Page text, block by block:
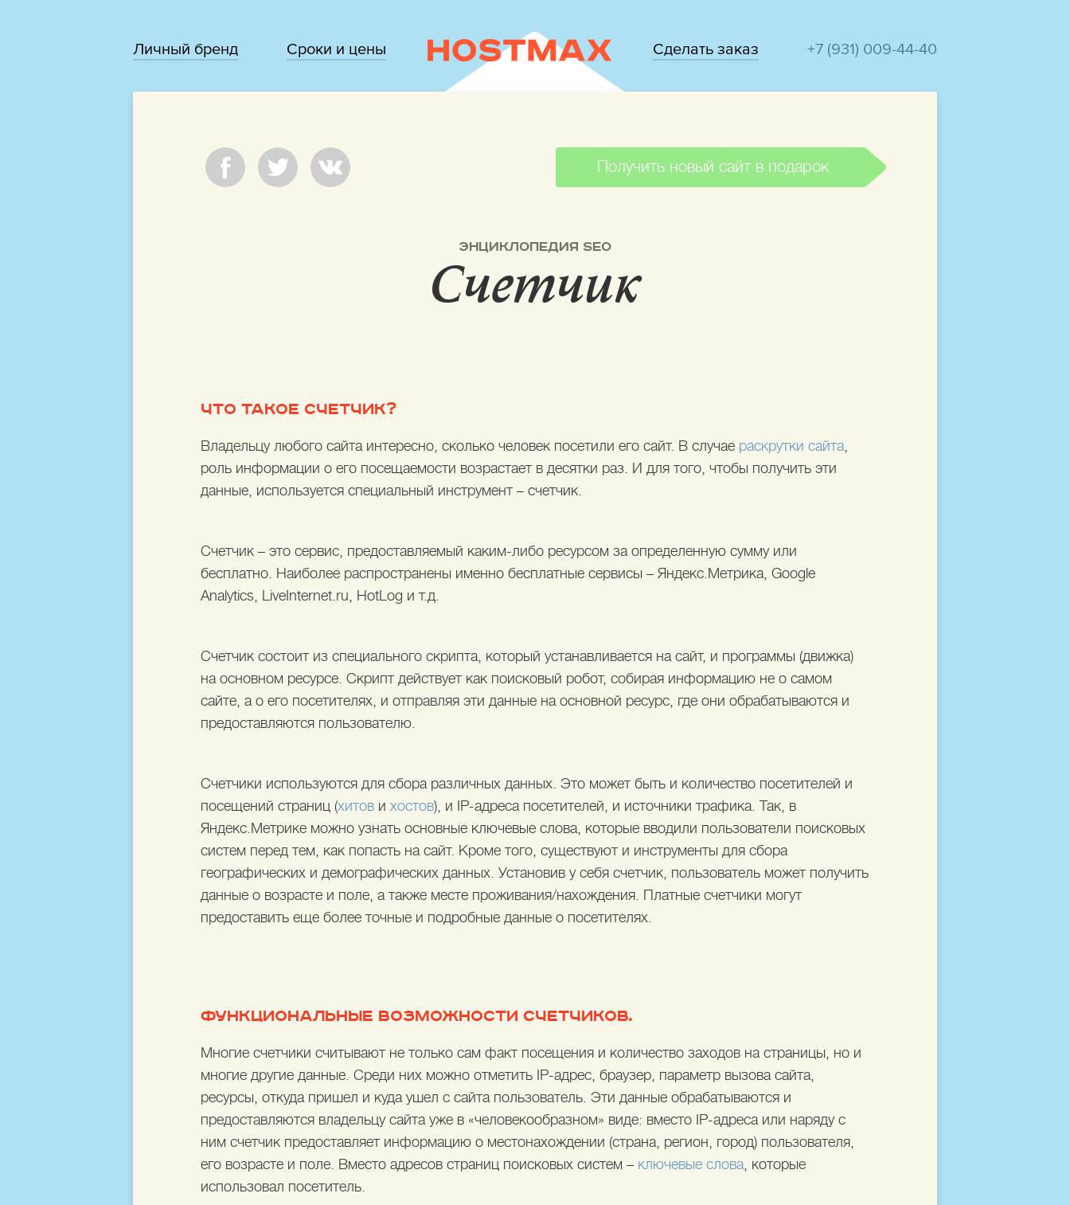
Личный бренд Сроки и цены Сделать заказ +7 (931) 009-44-40
Получить новый сайт в подарок
ЭНЦИКЛОПЕДИЯ SEO
Счетчик
ЧТО ТАКОЕ СЧЕТЧИК?
Владельцу любого сайта интересно, сколько человек посетили его сайт. В случае раскрутки сайта,
роль информации о его посещаемости возрастает в десятки раз. И для того, чтобы получить эти
данные, используется специальный инструмент – счетчик.
Счетчик – это сервис, предоставляемый каким-либо ресурсом за определенную сумму или
бесплатно. Наиболее распространены именно бесплатные сервисы – Яндекс.Метрика, Google
Analytics, LiveInternet.ru, HotLog и т.д.
Счетчик состоит из специального скрипта, который устанавливается на сайт, и программы (движка)
на основном ресурсе. Скрипт действует как поисковый робот, собирая информацию не о самом
сайте, а о его посетителях, и отправляя эти данные на основной ресурс, где они обрабатываются и
предоставляются пользователю.
Счетчики используются для сбора различных данных. Это может быть и количество посетителей и
посещений страниц (хитов и хостов), и IP-адреса посетителей, и источники трафика. Так, в
Яндекс.Метрике можно узнать основные ключевые слова, которые вводили пользователи поисковых
систем перед тем, как попасть на сайт. Кроме того, существуют и инструменты для сбора
географических и демографических данных. Установив у себя счетчик, пользователь может получить
данные о возрасте и поле, а также месте проживания/нахождения. Платные счетчики могут
предоставить еще более точные и подробные данные о посетителях.
ФУНКЦИОНАЛЬНЫЕ ВОЗМОЖНОСТИ СЧЕТЧИКОВ.
Многие счетчики считывают не только сам факт посещения и количество заходов на страницы, но и
многие другие данные. Среди них можно отметить IP-адрес, браузер, параметр вызова сайта,
ресурсы, откуда пришел и куда ушел с сайта пользователь. Эти данные обрабатываются и
предоставляются владельцу сайта уже в «человекообразном» виде: вместо IP-адреса или наряду с
ним счетчик предоставляет информацию о местонахождении (страна, регион, город) пользователя,
его возрасте и поле. Вместо адресов страниц поисковых систем – ключевые слова, которые
использовал посетитель.